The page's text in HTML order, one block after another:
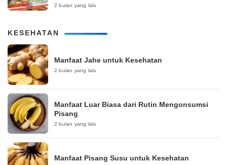
2 bulan yang lalu
KESEHATAN
Manfaat Jahe untuk Kesehatan
2 bulan yang lalu
Manfaat Luar Biasa dari Rutin Mengonsumsi
Pisang
2 bulan yang lalu
Manfaat Pisang Susu untuk Kesehatan